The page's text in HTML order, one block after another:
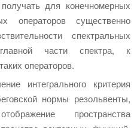
для конечномерных
операторов существенно
спектральных
части спектра, к
операторов.
интегрального критерия
нормы резольвенты,
пространства